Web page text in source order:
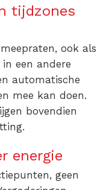
tijdzones
ook als
een andere
automatische
mee kan doen.
bovendien
energie
geen